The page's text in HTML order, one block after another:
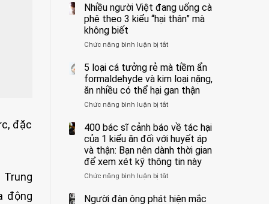
đặc
động
này
suốt
bác
“Xoắn
900
độ,
không
kịp
quá
mạnh
vệ
4
nhóm
người
được
bác
cảnh
báo
“ĐỪNG
GẮNG
SỨC!”
ca
tử
tay
miệng:
Bác
Bệnh
viện
đồng
1
ra
cảnh
báo
Nhiều người Việt đang uống cà
phê theo 3 kiểu “hại thân” mà
không biết
Chức năng bình luận bị tắtở
người
Việt
đang
uống
cà
theo
3
kiểu
“hại
thân”
mà
biết
5 loại cá tưởng rẻ mà tiềm ẩn
formaldehyde và kim loại nặng,
ăn nhiều có thể hại gan thận
Chức năng bình luận bị tắtở
loại
cá
tưởng
rẻ
mà
tiềm
formaldehyde
400 bác sĩ cảnh báo về tác hại
của 1 kiểu ăn đối với huyết áp
và thận: Bạn nên dành thời gian
để xem xét kỹ thông tin này
Chức năng bình luận bị tắtở
bác
Người đàn ông phát hiện mắc